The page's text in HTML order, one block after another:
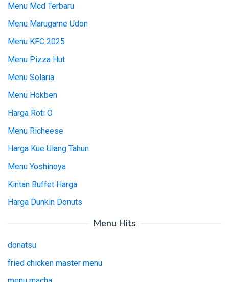
Menu Mcd Terbaru
Menu Marugame Udon
Menu KFC 2025
Menu Pizza Hut
Menu Solaria
Menu Hokben
Harga Roti O
Menu Richeese
Harga Kue Ulang Tahun
Menu Yoshinoya
Kintan Buffet Harga
Harga Dunkin Donuts
Menu Hits
donatsu
fried chicken master menu